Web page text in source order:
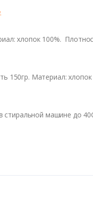
хлопок 100%.
150гр. Материал:
стиральной машине до